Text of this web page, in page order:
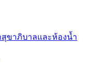
สุขาภิบาลและห้องน้ำ
ขาภิบาลและห้องน้ำ
วทบ้าน อาคาร